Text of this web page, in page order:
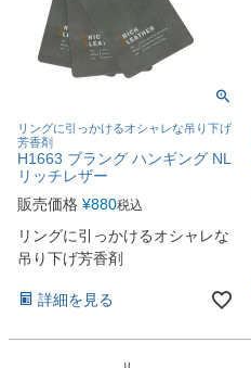
リングに引っかけるオシャレな吊り下げ
芳香剤
H1663 ブラング ハンギング NL
リッチレザー
販売価格 ¥880税込
リングに引っかけるオシャレな
吊り下げ芳香剤
詳細を見る